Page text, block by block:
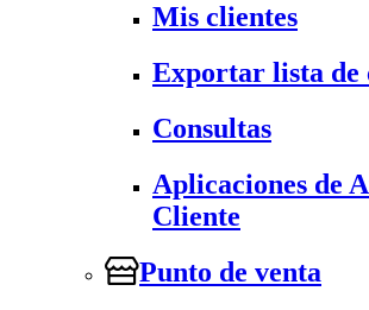
Mis clientes
Exportar lista de
Consultas
Aplicaciones de
Cliente
Punto de venta